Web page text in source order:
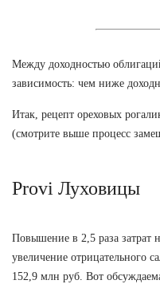
Между доходностью
зависимость: чем ниже
Итак, рецепт ореховых
(смотрите выше процесс
Provi Луховицы
Повышение в 2,5 раза затрат
увеличение отрицательного
152,9 млн руб. Вот